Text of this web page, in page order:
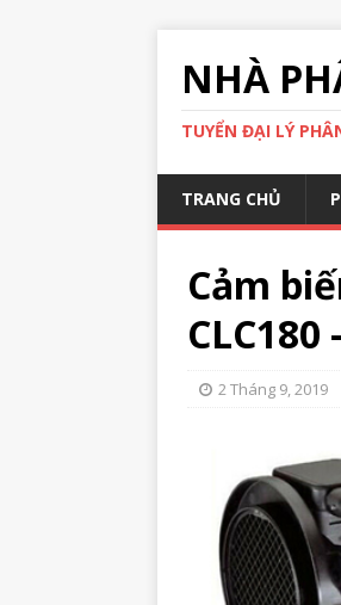
NHÀ
TUYỂN ĐẠI LÝ
TRANG CHỦ
Cảm
CLC180
2 Tháng 9, 2019